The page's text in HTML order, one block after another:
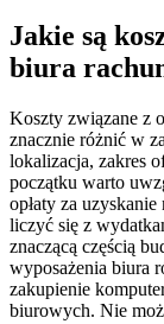
Jakie są
biura
Koszty związane z
znacznie różnić w
lokalizacja, zakres
początku warto
opłaty za
liczyć się z
znaczącą częścią
wyposażenia biura
zakupienie
biurowych. Nie